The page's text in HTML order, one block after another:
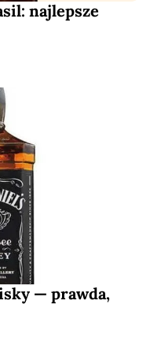
najlepsze
— prawda,